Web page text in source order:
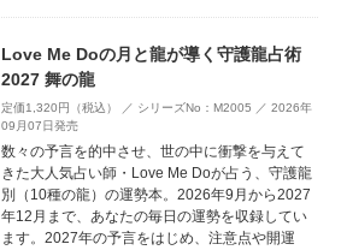
Love Me Doの月と龍が導く守護龍占術
2027 舞の龍
定価1,320円（税込） ／ シリーズNo：M2005 ／ 2026年
09月07日発売
数々の予言を的中させ、世の中に衝撃を与えて
きた大人気占い師・Love Me Doが占う、守護龍
別（10種の龍）の運勢本。2026年9月から2027
年12月まで、あなたの毎日の運勢を収録してい
ます。2027年の予言をはじめ、注意点や開運